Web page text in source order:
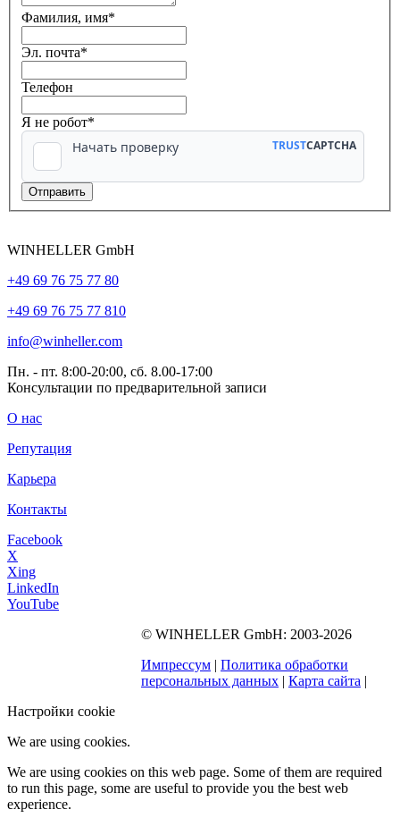
Фамилия, имя*
Эл. почта*
Телефон
Я не робот*
WINHELLER GmbH
+49 69 76 75 77 80
+49 69 76 75 77 810
info@winheller.com
Пн. - пт. 8:00-20:00, сб. 8.00-17:00
Консультации по предварительной записи
О нас
Репутация
Карьера
Контакты
Facebook
X
Xing
LinkedIn
YouTube
WINHELLER GmbH
© WINHELLER GmbH: 2003-2026
Импрессум | Политика обработки
персональных данных | Карта сайта |
Настройки cookie
We are using cookies.
We are using cookies on this web page. Some of them are required
to run this page, some are useful to provide you the best web
experience.